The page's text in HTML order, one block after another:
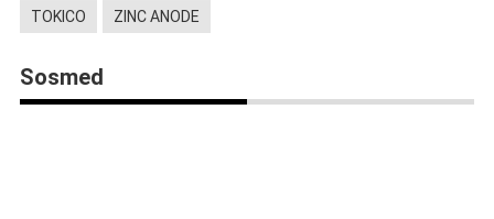
TOKICO ZINC ANODE
Sosmed